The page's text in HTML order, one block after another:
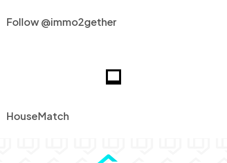
Follow @immo2gether
HouseMatch